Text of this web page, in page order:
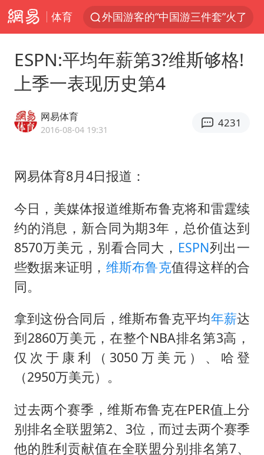
体育
外国游客的“中国游三件套”火了
河南警方公开征集黑恶犯罪线索
辽宁省深化扫黑除恶专项斗争
方桃子代言广告视频已下架
浙江省发出今年第2号指挥长令
白海豚登陆前还将加强
生产也能“拼单”了
央视新主播李秋莹孙亚鹏亮相
吴宜泽回应晋级中国赛16强
河南刑案嫌犯被抓 逃窜时伤害多人
乐享全民健身 共筑健康中国
ESPN:平均年薪第3?维斯够格!
上季一表现历史第4
网易体育
2016-08-04 19:31
4231
网易体育8月4日报道：
今日，美媒体报道维斯布鲁克将和雷霆续
约的消息，新合同为期3年，总价值达到
8570万美元，别看合同大， ESPN列出一
些数据来证明， 维斯布鲁克值得这样的合
同。
拿到这份合同后，维斯布鲁克平均年薪达
到2860万美元，在整个NBA排名第3高，
仅次于康利（3050万美元）、哈登
（2950万美元）。
过去两个赛季，维斯布鲁克在PER值上分
别排名全联盟第2、3位，而过去两个赛季
他的胜利贡献值在全联盟分别排名第7、